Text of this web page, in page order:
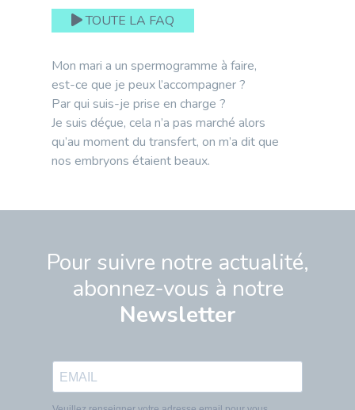
TOUTE LA FAQ
Mon mari a un spermogramme à faire,
est-ce que je peux l’accompagner ?
Par qui suis-je prise en charge ?
Je suis déçue, cela n’a pas marché alors
qu’au moment du transfert, on m’a dit que
nos embryons étaient beaux.
Pour suivre notre actualité,
abonnez-vous à notre
Newsletter